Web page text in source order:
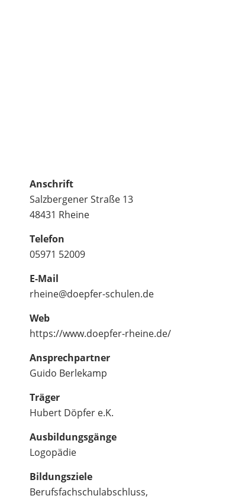
Anschrift
Salzbergener Straße 13
48431 Rheine
Telefon
05971 52009
E-Mail
rheine@doepfer-schulen.de
Web
https://www.doepfer-rheine.de/
Ansprechpartner
Guido Berlekamp
Träger
Hubert Döpfer e.K.
Ausbildungsgänge
Logopädie
Bildungsziele
Berufsfachschulabschluss,